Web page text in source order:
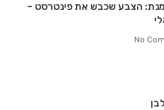
הצבע שכבש את פינטרסט –
No